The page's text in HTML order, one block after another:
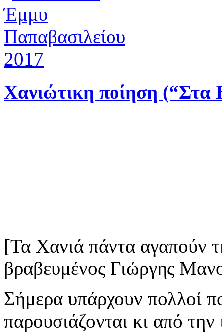
Χανιώτικη ποίηση
[Τα Χανιά πάντα αγαπούν
βραβευμένος Γιώργης
Σήμερα υπάρχουν πολλοί
παρουσιάζονται κι από την